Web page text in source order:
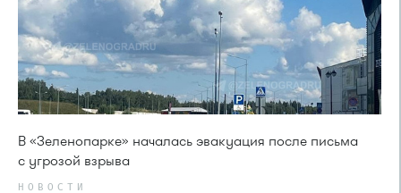
В «Зеленопарке» началась эвакуация после письма
с угрозой взрыва
НОВОСТИ